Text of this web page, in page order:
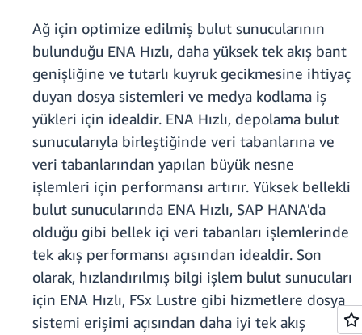
Ağ için optimize edilmiş bulut sunucularının
bulunduğu ENA Hızlı, daha yüksek tek akış bant
genişliğine ve tutarlı kuyruk gecikmesine ihtiyaç
duyan dosya sistemleri ve medya kodlama iş
yükleri için idealdir. ENA Hızlı, depolama bulut
sunucularıyla birleştiğinde veri tabanlarına ve
veri tabanlarından yapılan büyük nesne
işlemleri için performansı artırır. Yüksek bellekli
bulut sunucularında ENA Hızlı, SAP HANA'da
olduğu gibi bellek içi veri tabanları işlemlerinde
tek akış performansı açısından idealdir. Son
olarak, hızlandırılmış bilgi işlem bulut sunucuları
için ENA Hızlı, FSx Lustre gibi hizmetlere dosya
sistemi erişimi açısından daha iyi tek akış